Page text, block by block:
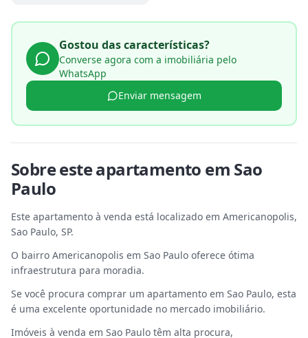
Gostou das características?
Converse agora com a imobiliária pelo
WhatsApp
Enviar mensagem
Sobre esteapartamento em Sao
Paulo
Este apartamento à venda está localizado em Americanopolis,
Sao Paulo, SP.
O bairro Americanopolis em Sao Paulo oferece ótima
infraestrutura para moradia.
Se você procura comprar um apartamento em Sao Paulo, esta
é uma excelente oportunidade no mercado imobiliário.
Imóveis à venda em Sao Paulo têm alta procura,